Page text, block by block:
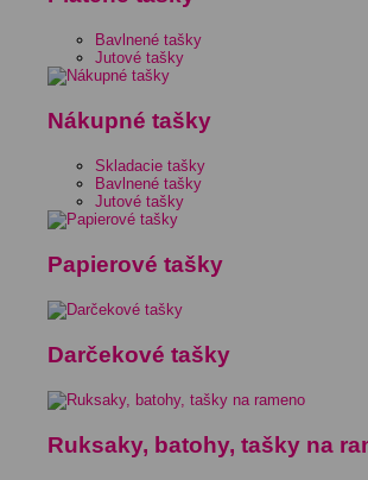
Bavlnené tašky
Jutové tašky
Nákupné tašky
Skladacie tašky
Bavlnené tašky
Jutové tašky
Papierové tašky
Darčekové tašky
Ruksaky, batohy, tašky na